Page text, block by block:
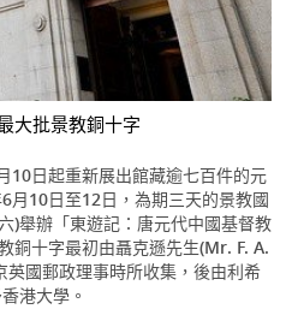
大批景教銅十字
10日起重新展出館藏逾七百件的元
月10日至12日，為期三天的景教國
)舉辦「東遊記：唐元代中國基督教
銅十字最初由聶克遜先生(Mr. F. A.
國郵政理事時所收集，後由利希
港大學。